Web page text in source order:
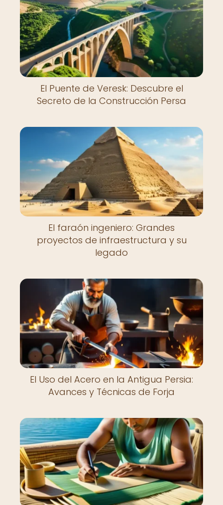
El Puente de Veresk: Descubre el
Secreto de la Construcción Persa
El faraón ingeniero: Grandes
proyectos de infraestructura y su
legado
El Uso del Acero en la Antigua Persia:
Avances y Técnicas de Forja